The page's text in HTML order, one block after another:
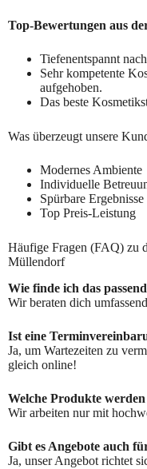
Top-Bewertungen aus
Tiefenentspannt
Sehr kompetente
aufgehoben.
Das beste
Was überzeugt unsere
Modernes Ambiente
Individuelle
Spürbare Ergebnisse
Top Preis-Leistung
Häufige Fragen (FAQ) zu
Müllendorf
Wie finde ich das
Wir beraten dich
Ist eine
Ja, um Wartezeiten zu
gleich online!
Welche Produkte
Wir arbeiten nur mit
Gibt es Angebote auch
Ja, unser Angebot richtet